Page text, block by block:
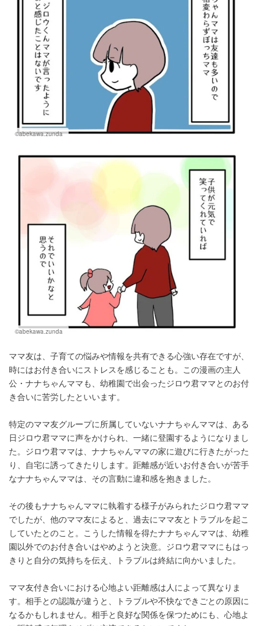
©abekawa.zunda
©abekawa.zunda
ママ友は、子育ての悩みや情報を共有できる心強い存在ですが、
時にはお付き合いにストレスを感じることも。この漫画の主人
公・ナナちゃんママも、幼稚園で出会ったジロウ君ママとのお付
き合いに苦労したといいます。
特定のママ友グループに所属していないナナちゃんママは、ある
日ジロウ君ママに声をかけられ、一緒に登園するようになりまし
た。ジロウ君ママは、ナナちゃんママの家に遊びに行きたがった
り、自宅に誘ってきたりします。距離感が近いお付き合いが苦手
なナナちゃんママは、その言動に違和感を抱きました。
その後もナナちゃんママに執着する様子がみられたジロウ君ママ
でしたが、他のママ友によると、過去にママ友とトラブルを起こ
していたとのこと。こうした情報を得たナナちゃんママは、幼稚
園以外でのお付き合いはやめようと決意。ジロウ君ママにもはっ
きりと自分の気持ちを伝え、トラブルは終結に向かいました。
ママ友付き合いにおける心地よい距離感は人によって異なりま
す。相手との認識が違うと、トラブルや不快なできごとの原因に
なるかもしれません。相手と良好な関係を保つためにも、心地よ